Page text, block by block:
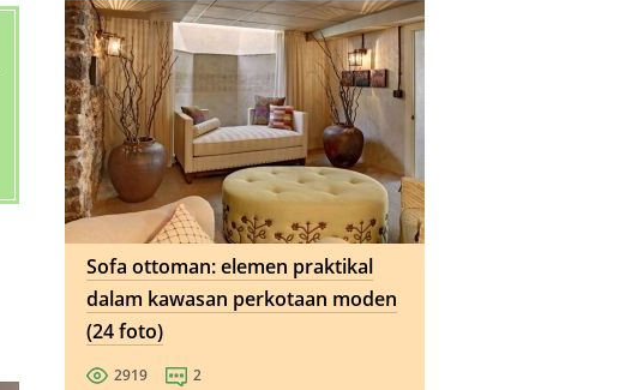
Sofa ottoman: elemen praktikal
dalam kawasan perkotaan moden
(24 foto)
2919 2